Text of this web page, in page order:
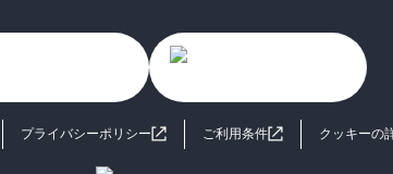
プライバシーポリシー ご利用条件 クッキーの